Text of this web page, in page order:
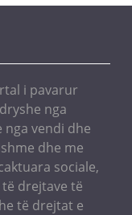
i pavarur
nga
vendi dhe
dhe me
sociale,
drejtave të
të drejtat e